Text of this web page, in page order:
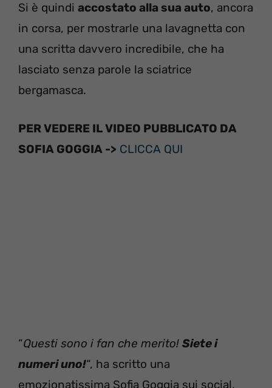
Si è quindi accostato alla sua auto, ancora
in corsa, per mostrarle una lavagnetta con
una scritta davvero incredibile, che ha
lasciato senza parole la sciatrice
bergamasca.
PER VEDERE IL VIDEO PUBBLICATO DA
SOFIA GOGGIA -> CLICCA QUI
“Questi sono i fan che merito! Siete i
numeri uno!“, ha scritto una
emozionatissima Sofia Goggia sui social,